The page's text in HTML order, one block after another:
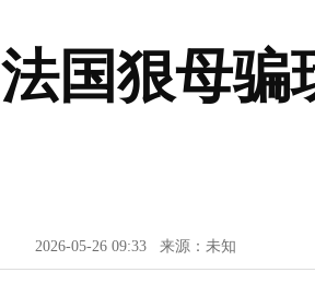
法国狠母骗
2026-05-26 09:33 来源：未知